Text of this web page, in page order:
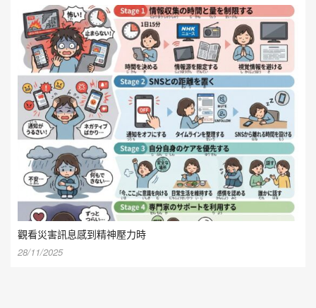
觀看災害訊息感到精神壓力時
28/11/2025